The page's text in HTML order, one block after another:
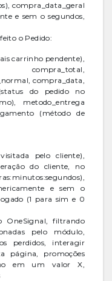
compra_data_geral
e sem o segundos,
o Pedido:
carrinho pendente),
compra_data,
do pedido no
metodo_entrega
(método de
pelo cliente),
do cliente, no
e sem o
(1 para sim e 0
OneSignal, filtrando
pelo módulo,
perdidos, interagir
página, promoções
em um valor X,